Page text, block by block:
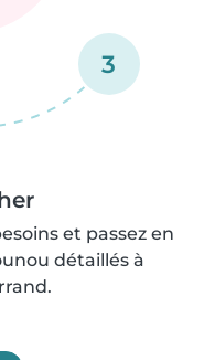
3
et passez en
détaillés à